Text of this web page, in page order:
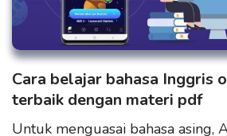
Cara belajar bahasa Inggris
terbaik dengan materi pdf
Untuk menguasai bahasa asing,